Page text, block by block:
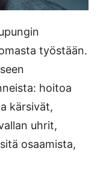
työstään.
hoitoa
kärsivät,
uhrit,
osaamista,